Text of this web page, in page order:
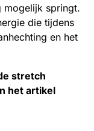
mogelijk springt.
die tijdens
en het
stretch
het artikel